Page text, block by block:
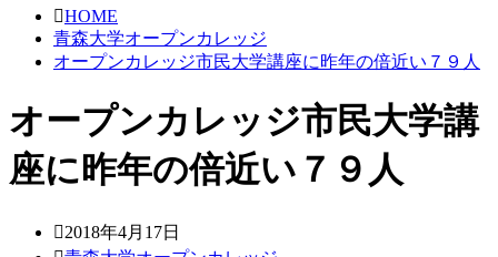
HOME
青森大学オープンカレッジ
オープンカレッジ市民大学講座に昨年の倍近い７９人
オープンカレッジ市民大学講
座に昨年の倍近い７９人
2018年4月17日